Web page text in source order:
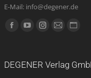
E-Mail: info@degener.de
Finden Sie uns auf:
FacebookYouTubeInstagram
E-
opens
DEGENER Verlag